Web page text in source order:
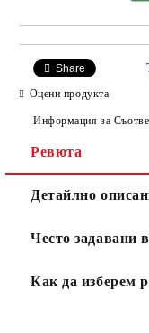
Share
Оцени продукта
Информация за
Ревюта
Детайлно
Често задавани
Как да изберем